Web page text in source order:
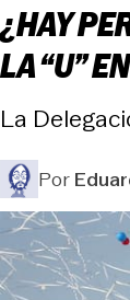
¿HAY
LA “U”
La
Por